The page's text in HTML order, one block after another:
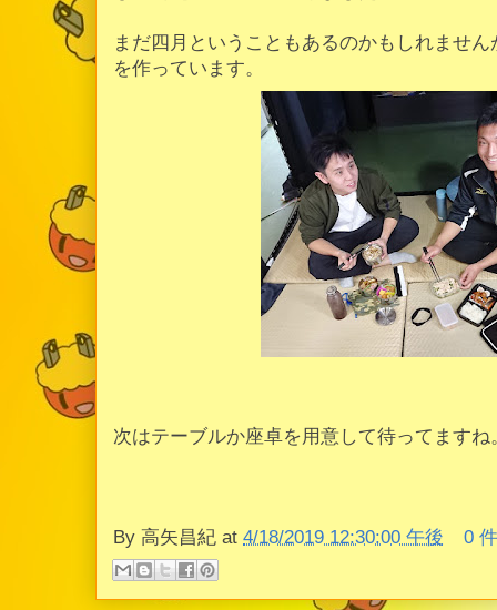
まだ四月ということもあるのかもしれませ
を作っています。
次はテーブルか座卓を用意して待ってますね
By 高矢昌紀 at 4/18/2019 12:30:00 午後 0